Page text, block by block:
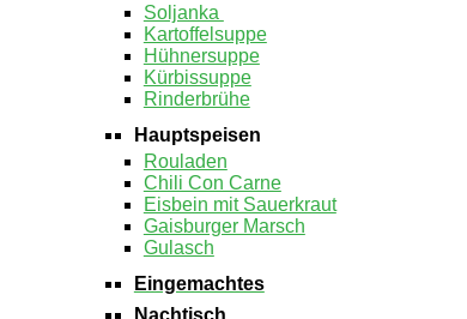
Soljanka
Kartoffelsuppe
Hühnersuppe
Kürbissuppe
Rinderbrühe
Hauptspeisen
Rouladen
Chili Con Carne
Eisbein mit Sauerkraut
Gaisburger Marsch
Gulasch
Eingemachtes
Nachtisch